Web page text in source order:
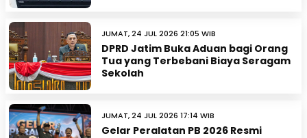
JUMAT, 24 JUL 2026 21:05 WIB
DPRD Jatim Buka Aduan bagi Orang
Tua yang Terbebani Biaya Seragam
Sekolah
JUMAT, 24 JUL 2026 17:14 WIB
Gelar Peralatan PB 2026 Resmi